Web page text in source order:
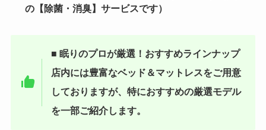
の【除菌・消臭】サービスです）
■ 眠りのプロが厳選！おすすめラインナップ
店内には豊富なベッド＆マットレスをご用意
しておりますが、特におすすめの厳選モデル
を一部ご紹介します。